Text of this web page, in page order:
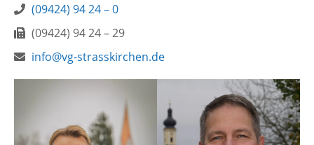
Telefon:
(09424) 94 24 – 0
Fax:(09424) 94 24 – 29
E-
Webseite:
info@vg-strasskirchen.de